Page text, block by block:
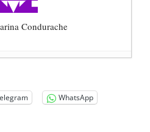
Condurache
vînează
pereți
- 20 iunie 2018
Călinescu - 25 aprilie
WhatsApp